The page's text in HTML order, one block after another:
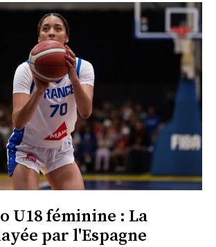
U18 féminine : La
par l'Espagne